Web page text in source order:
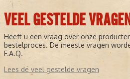
VEEL GESTELDE
Heeft u een vraag over onze
bestelproces. De meeste vragen
F.A.Q.
Lees de veel gestelde vragen